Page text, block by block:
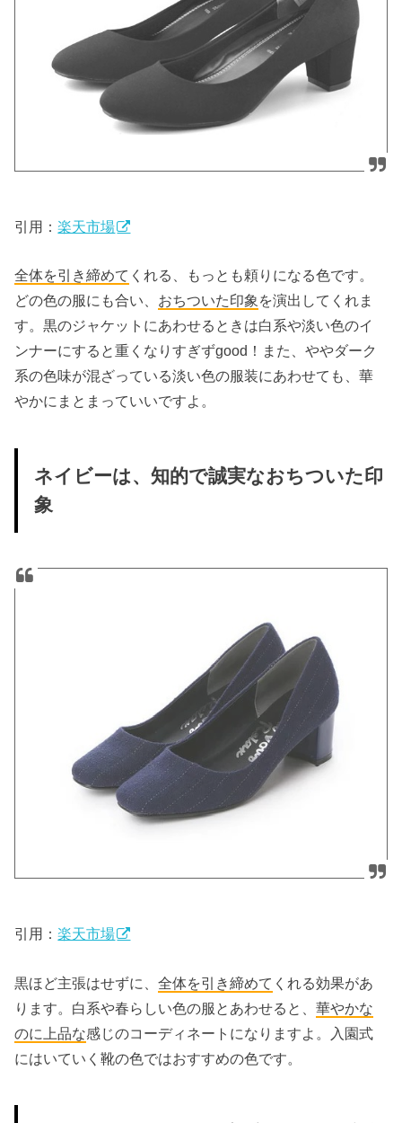
引用：楽天市場
全体を引き締めて くれる、もっとも頼りになる色です。
どの色の服にも合い、 おちついた印象 を演出してくれま
す。黒のジャケットにあわせるときは白系や淡い色のイ
ンナーにすると重くなりすぎずgood！また、ややダーク
系の色味が混ざっている淡い色の服装にあわせても、華
やかにまとまっていいですよ。
ネイビーは、知的で誠実なおちついた印
象
引用：楽天市場
黒ほど主張はせずに、全体を引き締めて くれる効果があ
ります。白系や春らしい色の服とあわせると、華やかな
のに上品な感じのコーディネートになりますよ。入園式
にはいていく靴の色ではおすすめの色です。